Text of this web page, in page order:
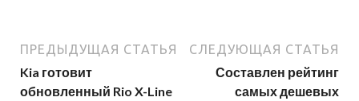
ПРЕДЫДУЩАЯ СТАТЬЯ
Kia готовит
обновленный Rio X-Line
СЛЕДУЮЩАЯ СТАТЬЯ
Составлен рейтинг
самых дешевых